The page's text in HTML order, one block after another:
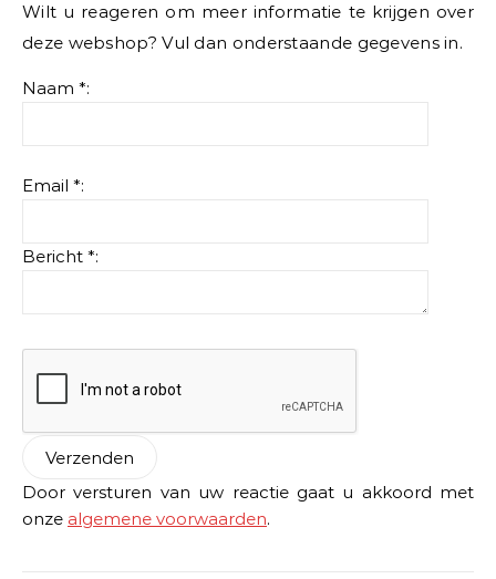
Wilt u reageren om meer informatie te krijgen over
deze webshop? Vul dan onderstaande gegevens in.
Naam *:
Email *:
Bericht *:
Door versturen van uw reactie gaat u akkoord met
onze algemene voorwaarden.